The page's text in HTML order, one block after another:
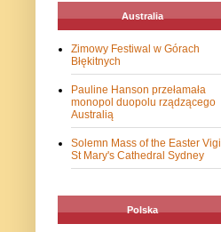
Australia
Zimowy Festiwal w Górach
Błękitnych
Pauline Hanson przełamała
monopol duopolu rządzącego
Australią
Solemn Mass of the Easter Vigil
St Mary's Cathedral Sydney
Polska